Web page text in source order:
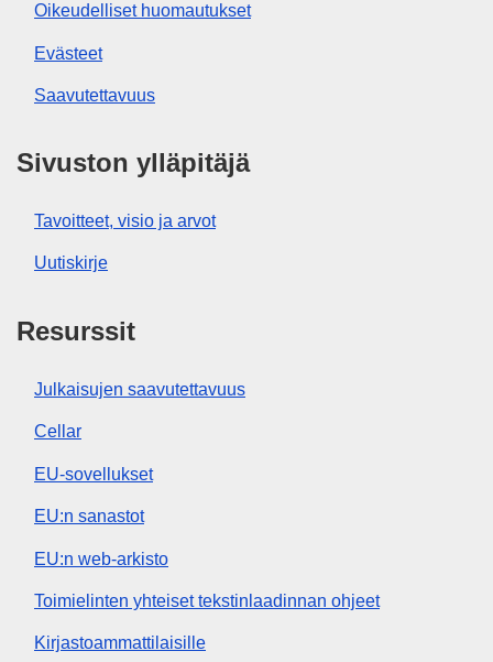
Oikeudelliset huomautukset
Evästeet
Saavutettavuus
Sivuston ylläpitäjä
Tavoitteet, visio ja arvot
Uutiskirje
Resurssit
Julkaisujen saavutettavuus
Cellar
EU-sovellukset
EU:n sanastot
EU:n web-arkisto
Toimielinten yhteiset tekstinlaadinnan ohjeet
Kirjastoammattilaisille